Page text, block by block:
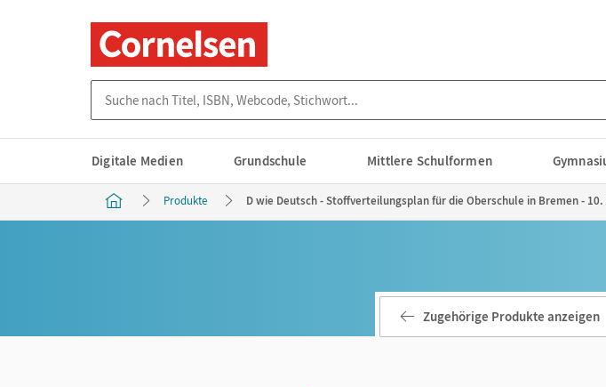
Digitale Medien Grundschule Mittlere Schulformen
Produkte D wie Deutsch - Stoffverteilungsplan für die Oberschule in Bremen -
Zugehörige Produkte anzeigen